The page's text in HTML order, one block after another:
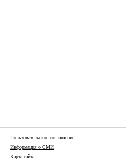
Пользовательское соглашение
Информация о СМИ
Карта сайта